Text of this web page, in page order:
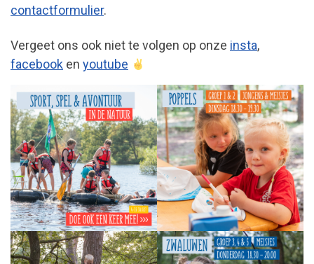
contactformulier.
Vergeet ons ook niet te volgen op onze insta,
facebook en youtube